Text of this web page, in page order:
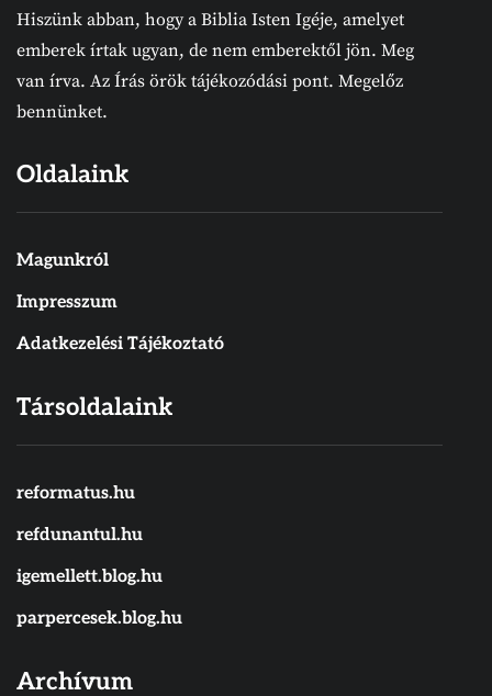
Hiszünk abban, hogy a Biblia Isten Igéje, amelyet
emberek írtak ugyan, de nem emberektől jön. Meg
van írva. Az Írás örök tájékozódási pont. Megelőz
bennünket.
Oldalaink
Magunkról
Impresszum
Adatkezelési Tájékoztató
Társoldalaink
reformatus.hu
refdunantul.hu
igemellett.blog.hu
parpercesek.blog.hu
Archívum